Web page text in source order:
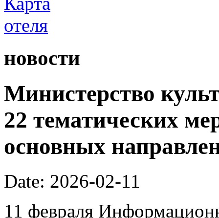
новости
Министерство
22 тематических
основных
Date: 2026-02-11
11 февраля